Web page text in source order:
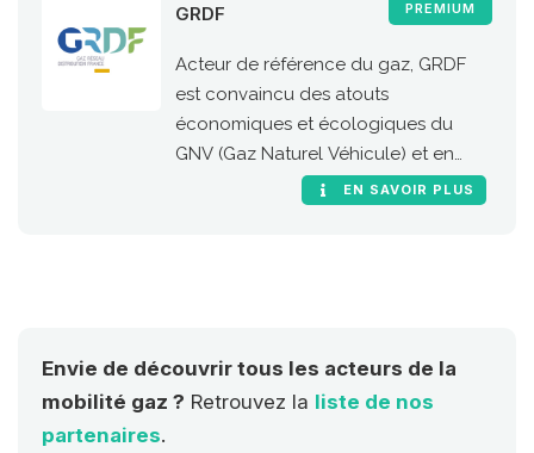
PREMIUM
GRDF
Acteur de référence du gaz, GRDF
est convaincu des atouts
économiques et écologiques du
GNV (Gaz Naturel Véhicule) et en
particulier de sa version 100 %
EN SAVOIR PLUS
Envie de découvrir tous les acteurs de la
mobilité gaz ? Retrouvez la liste de nos
partenaires.